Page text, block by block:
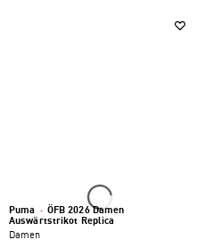
Puma · ÖFB 2026 Damen
Auswärtstrikot Replica
Damen